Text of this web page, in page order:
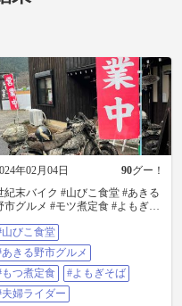
年02月04日 90グー！
紀末バイク #山びこ食堂 #あきる
市グルメ #モツ煮定食 #よもぎそ
山びこ食堂
あきる野市グルメ
もつ煮定食
#よもぎそば
夫婦ライダー